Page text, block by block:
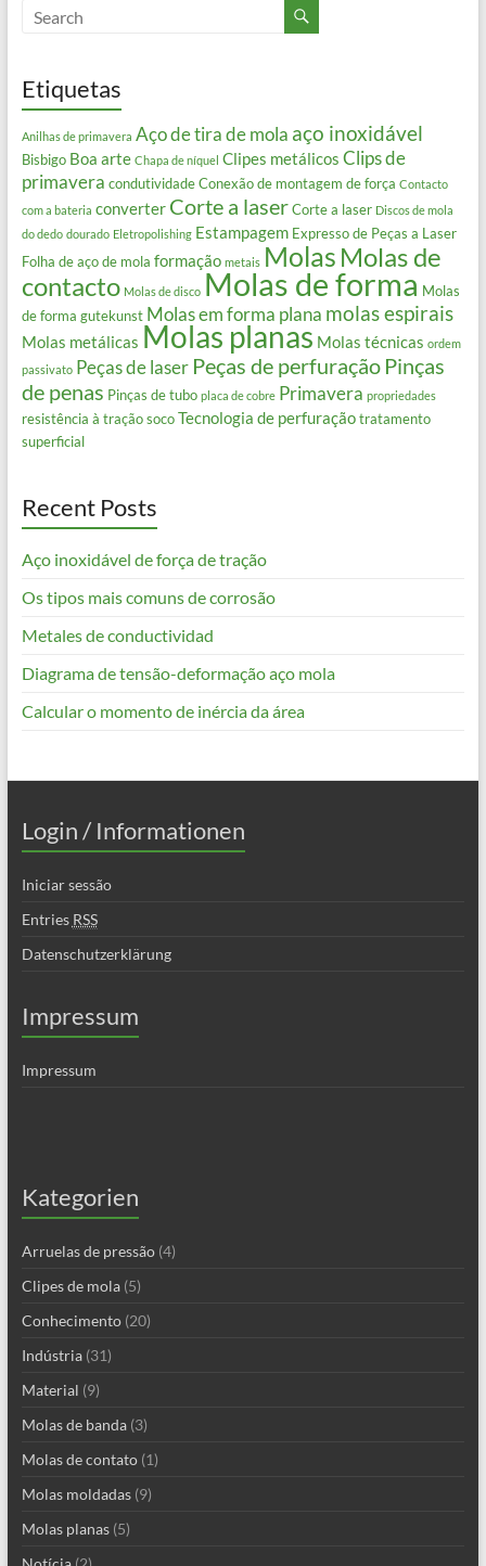
Etiquetas
Anilhas de primavera Aço de tira de mola aço inoxidável
Bisbigo Boa arte Chapa de níquel Clipes metálicos Clips de
primavera condutividade Conexão de montagem de força Contacto
com a bateria converter Corte a laser Corte a laser Discos de mola
do dedo dourado Eletropolishing Estampagem Expresso de Peças a Laser
Folha de aço de mola formação metais Molas Molas de
contacto Molas de disco Molas de forma Molas
de forma gutekunst Molas em forma plana molas espirais
Molas metálicas Molas planas Molas técnicas ordem
passivato Peças de laser Peças de perfuração Pinças
de penas Pinças de tubo placa de cobre Primavera propriedades
resistência à tração soco Tecnologia de perfuração tratamento
superficial
Recent Posts
Aço inoxidável de força de tração
Os tipos mais comuns de corrosão
Metales de conductividad
Diagrama de tensão-deformação aço mola
Calcular o momento de inércia da área
Login / Informationen
Iniciar sessão
Entries RSS
Datenschutzerklärung
Impressum
Impressum
Kategorien
Arruelas de pressão(4)
Clipes de mola(5)
Conhecimento(20)
Indústria(31)
Material (9)
Molas de banda(3)
Molas de contato(1)
Molas moldadas(9)
Molas planas(5)